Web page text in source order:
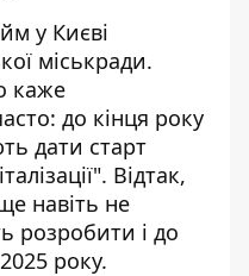
у Києві
міськради.
каже
до кінця року
дати старт
Відтак,
навіть не
розробити і до
року.